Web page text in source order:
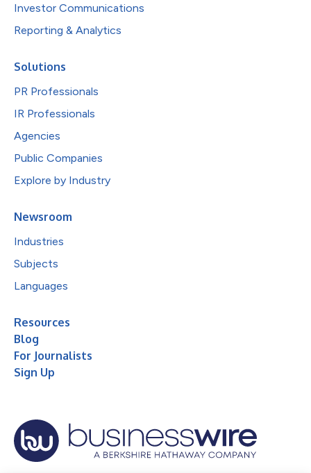
Investor Communications
Reporting & Analytics
Solutions
PR Professionals
IR Professionals
Agencies
Public Companies
Explore by Industry
Newsroom
Industries
Subjects
Languages
Resources
Blog
For Journalists
Sign Up